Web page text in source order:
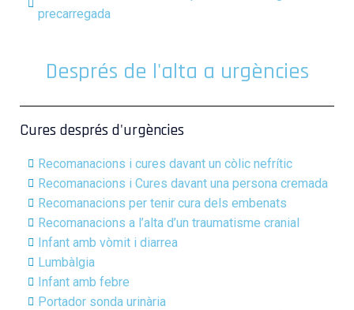
precarregada
Després de l'alta a urgències
Cures després d'urgències
Recomanacions i cures davant un còlic nefrític
Recomanacions i Cures davant una persona cremada
Recomanacions per tenir cura dels embenats
Recomanacions a l’alta d’un traumatisme cranial
Infant amb vòmit i diarrea
Lumbàlgia
Infant amb febre
Portador sonda urinària